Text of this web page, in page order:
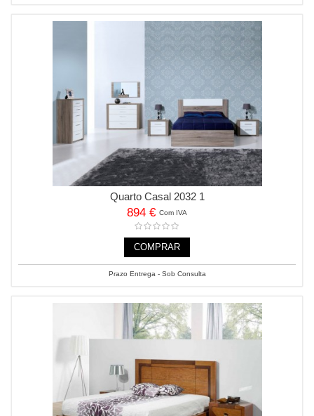
Quarto Casal 2032 1
894 € Com IVA
COMPRAR
Prazo Entrega - Sob Consulta